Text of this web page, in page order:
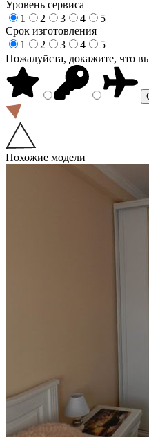
Уровень сервиса
1
2 3 4
5
Срок изготовления
1
2 3 4
5
Пожалуйста, докажите, что
Похожие модели